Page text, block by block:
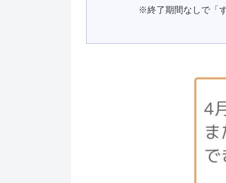
※終了期間なしで「ずっ